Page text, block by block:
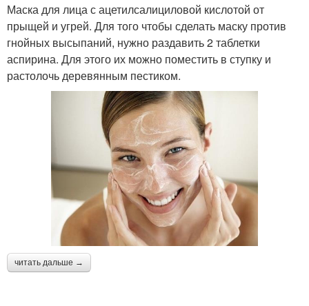
Маска для лица с ацетилсалициловой кислотой от
прыщей и угрей. Для того чтобы сделать маску против
гнойных высыпаний, нужно раздавить 2 таблетки
аспирина. Для этого их можно поместить в ступку и
растолочь деревянным пестиком.
читать дальше →